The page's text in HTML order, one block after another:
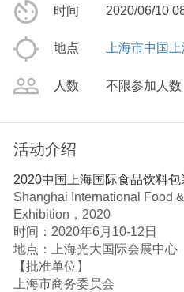
时间 2020/06/10
地点 上海市中国
人数 不限参加人数
活动介绍
2020中国上海国际食品饮料包
Shanghai International Food
Exhibition，2020
时间：2020年6月10-12日
地点：上海光大国际会展中心
【批准单位】
上海市商务委员会